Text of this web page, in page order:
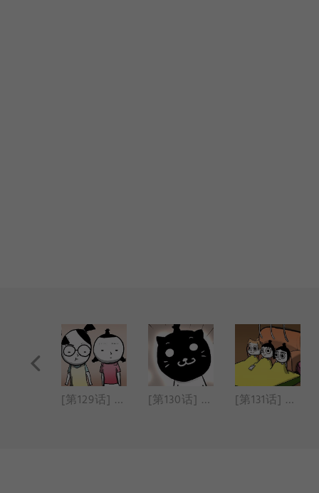
[第129话] 摩卡奴脱毛膏 [第130话] 圆形脱发 [第131话] 电热毯